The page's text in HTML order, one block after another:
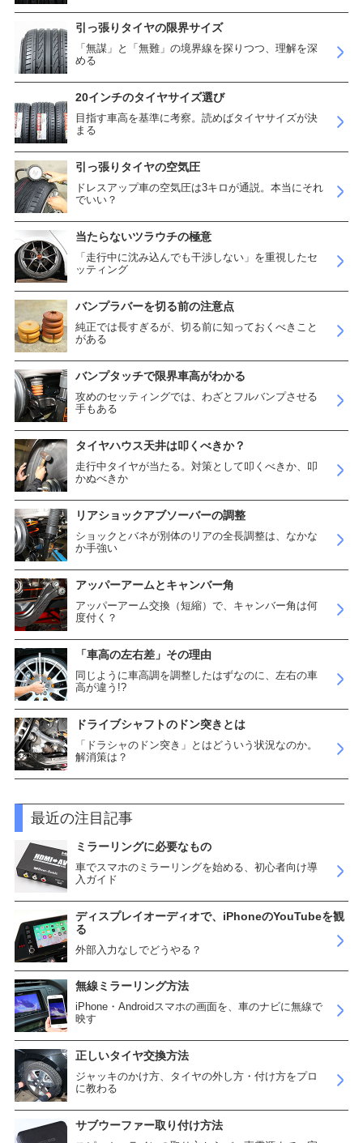
引っ張りタイヤの限界サイズ
「無謀」と「無難」の境界線を探りつつ、理解を深
める
20インチのタイヤサイズ選び
目指す車高を基準に考察。読めばタイヤサイズが決
まる
引っ張りタイヤの空気圧
ドレスアップ車の空気圧は3キロが通説。本当にそれ
でいい？
当たらないツラウチの極意
「走行中に沈み込んでも干渉しない」を重視したセ
ッティング
バンプラバーを切る前の注意点
純正では長すぎるが、切る前に知っておくべきこと
がある
バンプタッチで限界車高がわかる
攻めのセッティングでは、わざとフルバンプさせる
手もある
タイヤハウス天井は叩くべきか？
走行中タイヤが当たる。対策として叩くべきか、叩
かぬべきか
リアショックアブソーバーの調整
ショックとバネが別体のリアの全長調整は、なかな
か手強い
アッパーアームとキャンバー角
アッパーアーム交換（短縮）で、キャンバー角は何
度付く？
「車高の左右差」その理由
同じように車高調を調整したはずなのに、左右の車
高が違う!?
ドライブシャフトのドン突きとは
「ドラシャのドン突き」とはどういう状況なのか。
解消策は？
最近の注目記事
ミラーリングに必要なもの
車でスマホのミラーリングを始める、初心者向け導
入ガイド
ディスプレイオーディオで、iPhoneのYouTubeを観
る
外部入力なしでどうやる？
無線ミラーリング方法
iPhone・Androidスマホの画面を、車のナビに無線で
映す
正しいタイヤ交換方法
ジャッキのかけ方、タイヤの外し方・付け方をプロ
に教わる
サブウーファー取り付け方法